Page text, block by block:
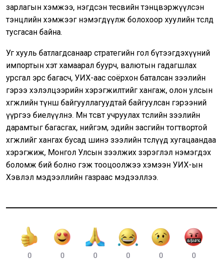
зарлагын хэмжээ, нэгдсэн тесвийн тэнцвэржүүлсэн
тэнцлийн хэмжээг нэмэгдүүлж болохоор хуулийн төсөлд
тусгасан байна.
Уг хууль батлагдсанаар стратегийн гол бүтээгдэхүүний
импортын хэт хамаарал буурч, валютын гадагшлах
урсгал эрс багасч, УИХ-аас соёрхон баталсан зээлийн
гэрээ хэлэлцээрийн хэрэгжилтийг хангаж, олон улсын
хөгжлийн түнш байгууллагуудтай байгуулсан гэрээний
үүргээ биелүүлнэ. Мөн төсөвт учруулах төслийн зээлийн
дарамтыг багасгах, нийгэм, эдийн засгийн тогтвортой
хөгжлийг хангах бусад шинэ зээлийн төслүүд хугацаандаа
хэрэгжиж, Монгол Улсын зээлжих зэрэглэл нэмэгдэх
боломж бий болно гэж тооцоолжээ хэмээн УИХ-ын
Хэвлэл мэдээллийн газраас мэдээллээ.
0 0 0 0 0 0